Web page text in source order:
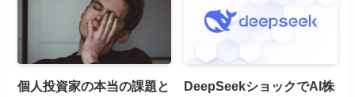
個人投資家の本当の課題と
DeepSeekショックでAI株